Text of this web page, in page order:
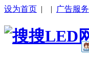
设为首页 | | 广告服务